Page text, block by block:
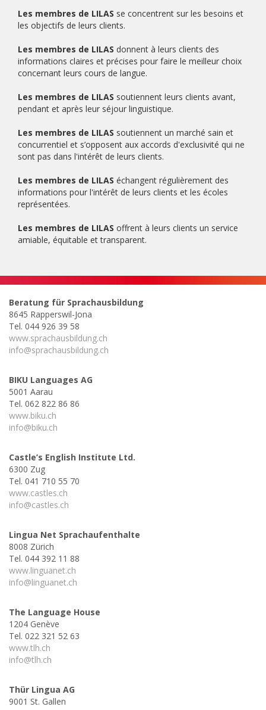
Les membres de LILAS se concentrent sur les besoins et
les objectifs de leurs clients.
Les membres de LILAS donnent à leurs clients des
informations claires et précises pour faire le meilleur choix
concernant leurs cours de langue.
Les membres de LILAS soutiennent leurs clients avant,
pendant et après leur séjour linguistique.
Les membres de LILAS soutiennent un marché sain et
concurrentiel et s’opposent aux accords d'exclusivité qui ne
sont pas dans l'intérêt de leurs clients.
Les membres de LILAS échangent régulièrement des
informations pour l'intérêt de leurs clients et les écoles
représentées.
Les membres de LILAS offrent à leurs clients un service
amiable, équitable et transparent.
Beratung für Sprachausbildung
8645 Rapperswil-Jona
Tel. 044 926 39 58
www.sprachausbildung.ch
info@sprachausbildung.ch
BIKU Languages AG
5001 Aarau
Tel. 062 822 86 86
www.biku.ch
info@biku.ch
Castle’s English Institute Ltd.
6300 Zug
Tel. 041 710 55 70
www.castles.ch
info@castles.ch
Lingua Net Sprachaufenthalte
8008 Zürich
Tel. 044 392 11 88
www.linguanet.ch
info@linguanet.ch
The Language House
1204 Genève
Tel. 022 321 52 63
www.tlh.ch
info@tlh.ch
Thür Lingua AG
9001 St. Gallen